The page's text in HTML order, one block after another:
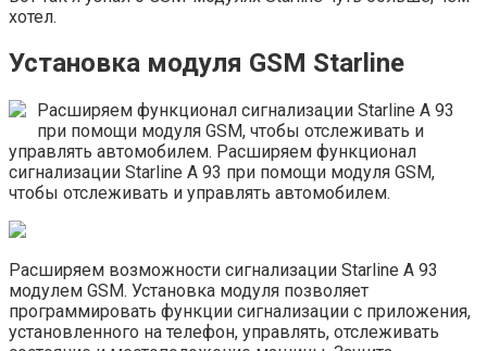
хотел.
Установка модуля GSM Starline
Расширяем функционал сигнализации Starline A 93
при помощи модуля GSM, чтобы отслеживать и
управлять автомобилем. Расширяем функционал
сигнализации Starline A 93 при помощи модуля GSM,
чтобы отслеживать и управлять автомобилем.
Расширяем возможности сигнализации Starline A 93
модулем GSM. Установка модуля позволяет
программировать функции сигнализации с приложения,
установленного на телефон, управлять, отслеживать